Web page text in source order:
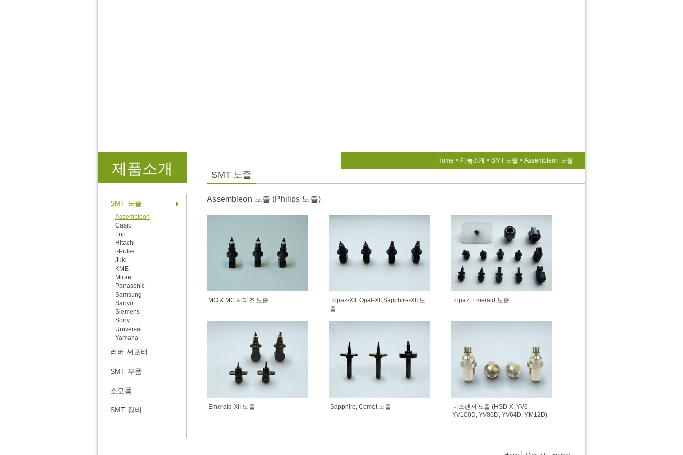
제품소개 Home > 제품소개 > SMT 노즐 > Assembleon 노즐
SMT 노즐
SMT 노즐
Assembleon
Casio
Fuji
Hitachi
i-Pulse
Juki
KME
Mirae
Panasonic
Samsung
Sanyo
Siemens
Sony
Universal
Yamaha
러버 써포터
SMT 부품
소모품
SMT 장비
Assembleon 노즐 (Philips 노즐)
MG & MC 시리즈 노즐
Topaz-XII, Opal-XII,Sapphire-XII 노
즐
Topaz, Emerald 노즐
Emerald-XII 노즐 Sapphire, Comet 노즐
디스펜서 노즐 (HSD-X, YV6,
YV100D, YV86D, YV64D, YM12D)